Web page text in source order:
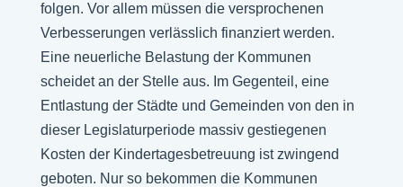
folgen. Vor allem müssen die versprochenen
Verbesserungen verlässlich finanziert werden.
Eine neuerliche Belastung der Kommunen
scheidet an der Stelle aus. Im Gegenteil, eine
Entlastung der Städte und Gemeinden von den in
dieser Legislaturperiode massiv gestiegenen
Kosten der Kindertagesbetreuung ist zwingend
geboten. Nur so bekommen die Kommunen